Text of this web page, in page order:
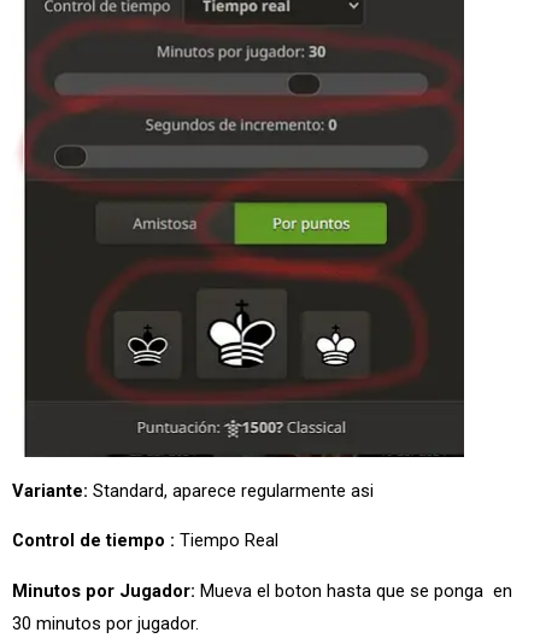
Variante: Standard, aparece regularmente asi
Control de tiempo : Tiempo Real
Minutos por Jugador: Mueva el boton hasta que se ponga en
30 minutos por jugador.